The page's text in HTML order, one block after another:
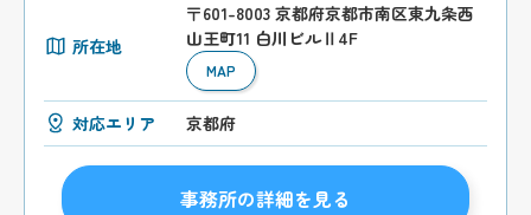
所在地
〒601-8003 京都府京都市南区東九条西
山王町11 白川ビルⅡ4F
MAP
対応エリア 京都府
事務所の詳細を見る